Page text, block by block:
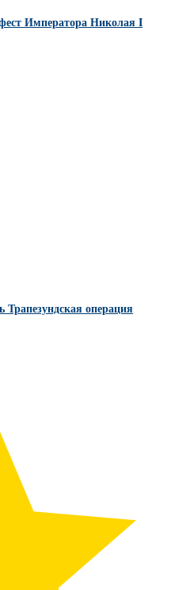
Императора Николая I
Трапезундская операция